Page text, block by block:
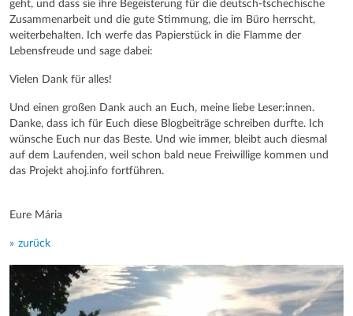
geht, und dass sie ihre Begeisterung für die deutsch-tschechische
Zusammenarbeit und die gute Stimmung, die im Büro herrscht,
weiterbehalten. Ich werfe das Papierstück in die Flamme der
Lebensfreude und sage dabei:
Vielen Dank für alles!
Und einen großen Dank auch an Euch, meine liebe Leser:innen.
Danke, dass ich für Euch diese Blogbeiträge schreiben durfte. Ich
wünsche Euch nur das Beste. Und wie immer, bleibt auch diesmal
auf dem Laufenden, weil schon bald neue Freiwillige kommen und
das Projekt ahoj.info fortführen.
Eure Mária
zurück